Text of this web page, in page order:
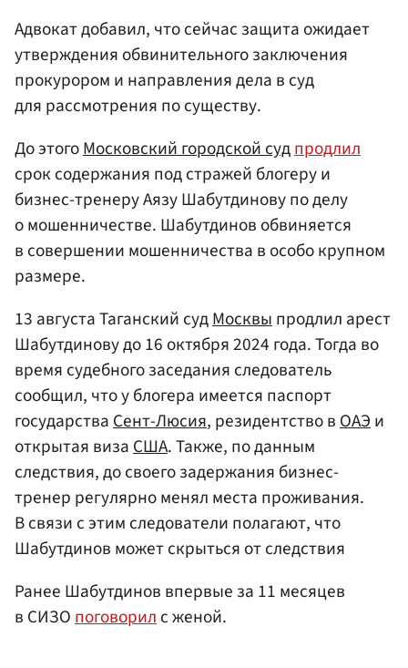
Адвокат добавил, что сейчас защита ожидает
утверждения обвинительного заключения
прокурором и направления дела в суд
для рассмотрения по существу.
До этогоМосковский городской судпродлил
срок содержания под стражей блогеру и
бизнес-тренеру Аязу Шабутдинову по делу
о мошенничестве. Шабутдинов обвиняется
в совершении мошенничества в особо крупном
размере.
13 августа Таганский судМосквыпродлил арест
Шабутдинову до 16 октября 2024 года. Тогда во
время судебного заседания следователь
сообщил, что у блогера имеется паспорт
государстваСент-Люсия, резидентство вОАЭи
открытая визаСША. Также, по данным
следствия, до своего задержания бизнес-
тренер регулярно менял места проживания.
В связи с этим следователи полагают, что
Шабутдинов может скрыться от следствия
Ранее Шабутдинов впервые за 11 месяцев
в СИЗОпоговорилс женой.